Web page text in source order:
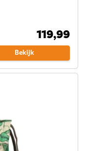
119,99
Bekijk